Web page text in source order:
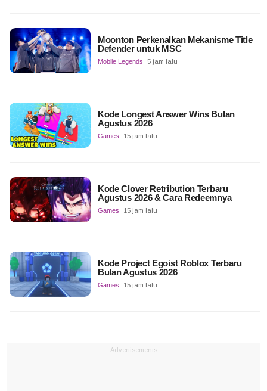
Moonton Perkenalkan Mekanisme Title
Defender untuk MSC
Mobile Legends 5 jam lalu
Kode Longest Answer Wins Bulan
Agustus 2026
Games 15 jam lalu
Kode Clover Retribution Terbaru
Agustus 2026 & Cara Redeemnya
Games 15 jam lalu
Kode Project Egoist Roblox Terbaru
Bulan Agustus 2026
Games 15 jam lalu
Advertisements